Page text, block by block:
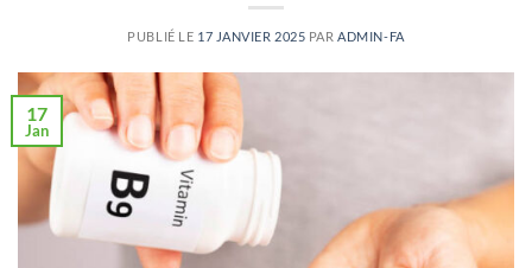
PUBLIÉ LE 17 JANVIER 2025 PAR ADMIN-FA
17
Jan